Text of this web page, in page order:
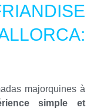
majorquines à
simple et